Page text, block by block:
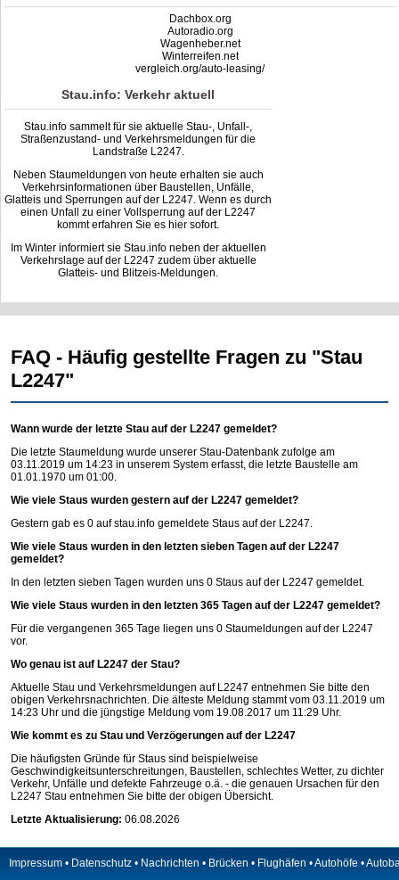
Dachbox.org
Autoradio.org
Wagenheber.net
Winterreifen.net
vergleich.org/auto-leasing/
Stau.info: Verkehr aktuell
Stau.info sammelt für sie aktuelle Stau-, Unfall-,
Straßenzustand- und Verkehrsmeldungen für die
Landstraße L2247.
Neben Staumeldungen von heute erhalten sie auch
Verkehrsinformationen über Baustellen, Unfälle,
Glatteis und Sperrungen auf der L2247. Wenn es durch
einen Unfall zu einer Vollsperrung auf der L2247
kommt erfahren Sie es hier sofort.
Im Winter informiert sie Stau.info neben der aktuellen
Verkehrslage auf der L2247 zudem über aktuelle
Glatteis- und Blitzeis-Meldungen.
FAQ - Häufig gestellte Fragen zu "Stau
L2247"
Wann wurde der letzte Stau auf der L2247 gemeldet?
Die letzte Staumeldung wurde unserer Stau-Datenbank zufolge am
03.11.2019 um 14:23 in unserem System erfasst, die letzte Baustelle am
01.01.1970 um 01:00.
Wie viele Staus wurden gestern auf der L2247 gemeldet?
Gestern gab es 0 aufstau.info gemeldete Staus auf der L2247.
Wie viele Staus wurden in den letzten sieben Tagen auf der L2247
gemeldet?
In den letzten sieben Tagen wurden uns 0 Staus auf der L2247 gemeldet.
Wie viele Staus wurden in den letzten 365 Tagen auf der L2247 gemeldet?
Für die vergangenen 365 Tage liegen uns 0 Staumeldungen auf der L2247
vor.
Wo genau ist auf L2247 der Stau?
Aktuelle Stau und Verkehrsmeldungen auf L2247 entnehmen Sie bitte den
obigen Verkehrsnachrichten. Die älteste Meldung stammt vom 03.11.2019 um
14:23 Uhr und die jüngstige Meldung vom 19.08.2017 um 11:29 Uhr.
Wie kommt es zu Stau und Verzögerungen auf der L2247
Die häufigsten Gründe für Staus sind beispielweise
Geschwindigkeitsunterschreitungen, Baustellen, schlechtes Wetter, zu dichter
Verkehr, Unfälle und defekte Fahrzeuge o.ä. - die genauen Ursachen für den
L2247 Stau entnehmen Sie bitte der obigen Übersicht.
Letzte Aktualisierung: 06.08.2026
Impressum • Datenschutz • Nachrichten • Brücken • Flughäfen •Autohöfe •